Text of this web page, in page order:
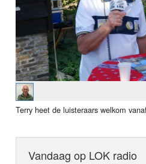
Terry heet de luisteraars welkom
Vandaag op LOK radio